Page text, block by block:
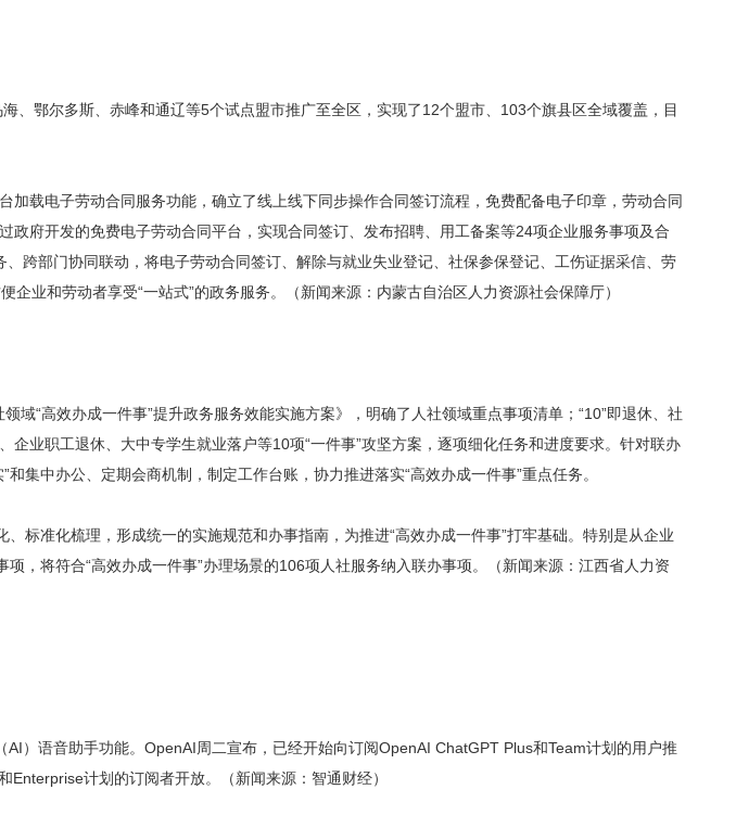
鄂尔多斯、赤峰和通辽等5个试点盟市推广至全区，实现了12个盟市、103个旗县区全域覆盖，目
载电子劳动合同服务功能，确立了线上线下同步操作合同签订流程，免费配备电子印章，劳动合同
府开发的免费电子劳动合同平台，实现合同签订、发布招聘、用工备案等24项企业服务事项及合
跨部门协同联动，将电子劳动合同签订、解除与就业失业登记、社保参保登记、工伤证据采信、劳
业和劳动者享受“一站式”的政务服务。（新闻来源：内蒙古自治区人力资源社会保障厅）
域“高效办成一件事”提升政务服务效能实施方案》，明确了人社领域重点事项清单；“10”即退休、社
业职工退休、大中专学生就业落户等10项“一件事”攻坚方案，逐项细化任务和进度要求。针对联办
集中办公、定期会商机制，制定工作台账，协力推进落实“高效办成一件事”重点任务。
标准化梳理，形成统一的实施规范和办事指南，为推进“高效办成一件事”打牢基础。特别是从企业
，将符合“高效办成一件事”办理场景的106项人社服务纳入联办事项。（新闻来源：江西省人力资
）语音助手功能。OpenAI周二宣布，已经开始向订阅OpenAI ChatGPT Plus和Team计划的用户推
计划的订阅者开放。（新闻来源：智通财经）